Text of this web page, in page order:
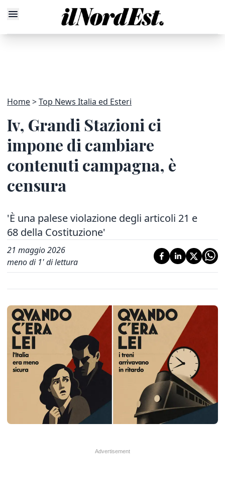
Home Top News Italia ed Esteri
Iv, Grandi Stazioni ci
impone di cambiare
contenuti campagna, è
censura
'È una palese violazione degli articoli 21 e
68 della Costituzione'
21 maggio 2026
meno di 1' di lettura